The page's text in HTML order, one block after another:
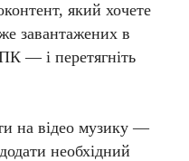
який хочете
завантажених в
— і перетягніть
на відео музику —
необхідний